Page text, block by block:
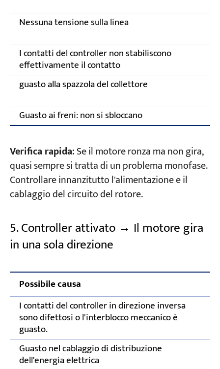
Nessuna tensione sulla linea
I contatti del controller non stabiliscono
effettivamente il contatto
guasto alla spazzola del collettore
Guasto ai freni: non si sbloccano
Verifica rapida:Se il motore ronza ma non gira,
quasi sempre si tratta di un problema monofase.
Controllare innanzitutto l'alimentazione e il
cablaggio del circuito del rotore.
5. Controller attivato → Il motore gira
in una sola direzione
Possibile causa
I contatti del controller in direzione inversa
sono difettosi o l'interblocco meccanico è
guasto.
Guasto nel cablaggio di distribuzione
dell'energia elettrica